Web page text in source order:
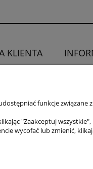
KLIENTA
funkcje związane
"Zaakceptuj
wycofać lub zmienić,